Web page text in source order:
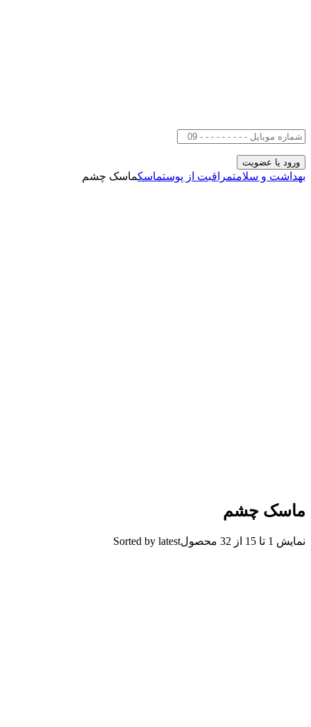
بهداشت و سلامتمراقبت از پوستماسکماسک چشم
ماسک چشم
نمایش 1 تا 15 از 32 محصول Sorted by latest